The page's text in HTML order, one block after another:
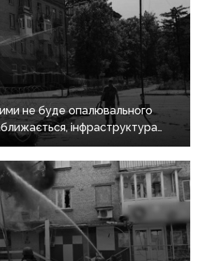
не буде опалювального
інфраструктура